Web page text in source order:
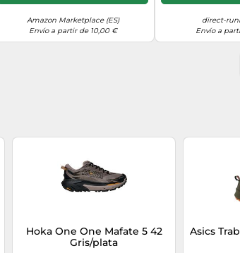
Amazon Marketplace (ES)
Envío a partir de 10,00 €
direct-
Envío a
Hoka One One Mafate 5 42
Gris/plata
Asics